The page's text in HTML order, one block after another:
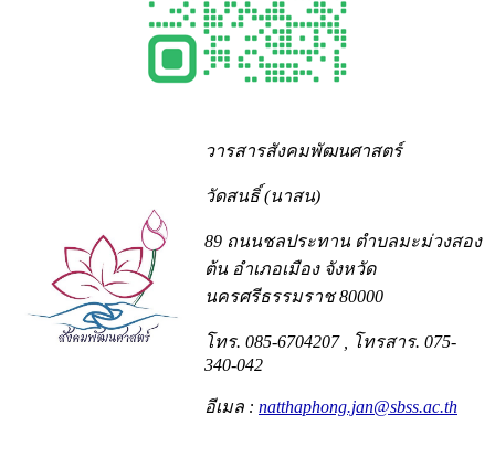
วารสารสังคมพัฒนศาสตร์
วัดสนธิ์ (นาสน)
89 ถนนชลประทาน ตำบลมะม่วงสอง
ต้น อำเภอเมือง จังหวัด
นครศรีธรรมราช 80000
โทร. 085-6704207
, โทรสาร. 075-
340-042
อีเมล : natthaphong.jan@sbss.ac.th